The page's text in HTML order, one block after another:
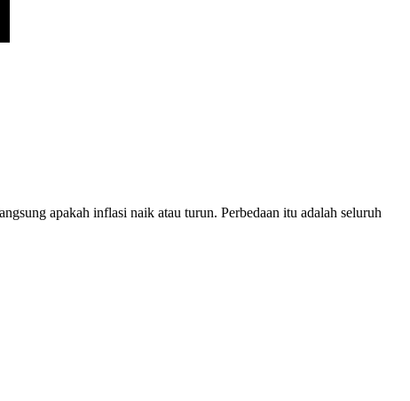
apakah inflasi naik atau turun. Perbedaan itu adalah seluruh